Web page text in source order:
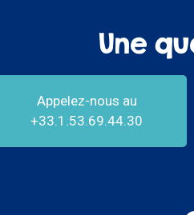
Une
Appelez-nous au
+33.1.53.69.44.30